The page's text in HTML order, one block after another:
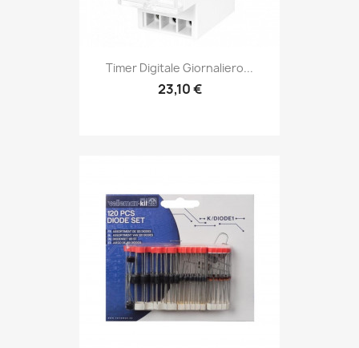
Timer Digitale Giornaliero...
23,10 €